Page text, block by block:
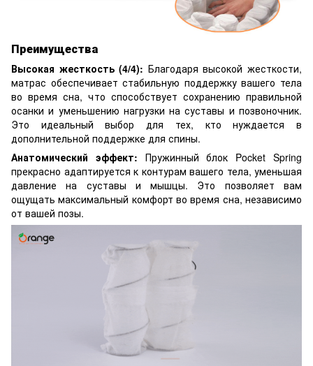
Преимущества
Высокая жесткость (4/4): Благодаря высокой жесткости,
матрас обеспечивает стабильную поддержку вашего тела
во время сна, что способствует сохранению правильной
осанки и уменьшению нагрузки на суставы и позвоночник.
Это идеальный выбор для тех, кто нуждается в
дополнительной поддержке для спины.
Анатомический эффект: Пружинный блок Pocket Spring
прекрасно адаптируется к контурам вашего тела, уменьшая
давление на суставы и мышцы. Это позволяет вам
ощущать максимальный комфорт во время сна, независимо
от вашей позы.